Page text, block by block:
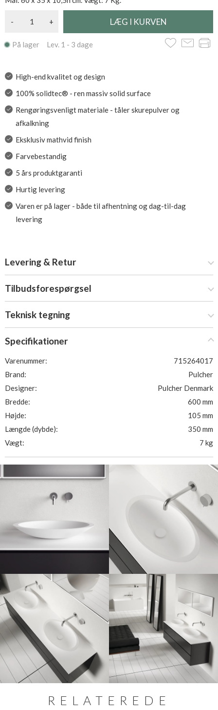
- +
På lager Lev. 1 - 3 dage
High-end kvalitet og design
100% solidtec® - ren massiv solid surface
Rengøringsvenligt materiale - tåler skurepulver og
afkalkning
Eksklusiv mathvid finish
Farvebestandig
5 års produktgaranti
Hurtig levering
Varen er på lager - både til afhentning og dag-til-dag
levering
Levering & Retur
Tilbudsforespørgsel
Teknisk tegning
Specifikationer
Varenummer:
715264017
Brand:
Pulcher
Designer:
Pulcher Denmark
Bredde:
600 mm
Højde:
105 mm
Længde (dybde):
350 mm
Vægt:
7 kg
RELATEREDE